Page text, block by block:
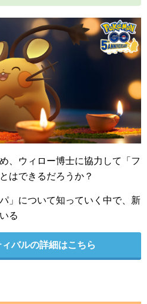
ージュラ ネイティ
ダンバル ムンナ
の時間に出現するポケモン
し目が覚めるような出会いだ
」もゴーストタイプのポケモ
、こうした恐ろしいポケモン
絶好の機会になると考えた
怪しい植物の詳細はこちら
、ウィロー博士に協力して「フ
はできるだろうか？
」について知っていく中で、新
る
バルの詳細はこちら